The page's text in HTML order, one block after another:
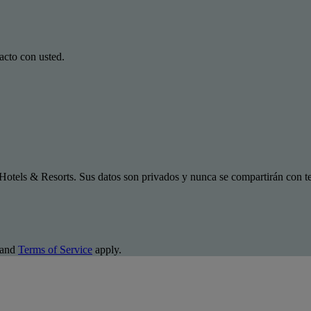
con usted.
& Resorts. Sus datos son privados y nunca se compartirán con
and Terms of Service apply.